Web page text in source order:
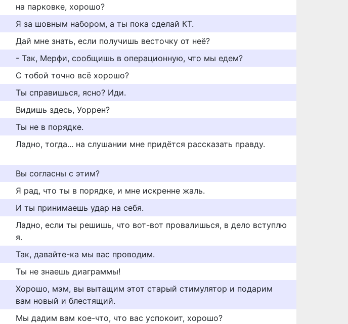
на парковке, хорошо?
Я за шовным набором, а ты пока сделай КТ.
Дай мне знать, если получишь весточку от неё?
- Так, Мерфи, сообщишь в операционную, что мы едем?
С тобой точно всё хорошо?
Ты справишься, ясно? Иди.
Видишь здесь, Уоррен?
Ты не в порядке.
Ладно, тогда... на слушании мне придётся рассказать правду.
Вы согласны с этим?
Я рад, что ты в порядке, и мне искренне жаль.
И ты принимаешь удар на себя.
Ладно, если ты решишь, что вот-вот провалишься, в дело вступлю
я.
Так, давайте-ка мы вас проводим.
Ты не знаешь диаграммы!
Хорошо, мэм, вы вытащим этот старый стимулятор и подарим
вам новый и блестящий.
Мы дадим вам кое-что, что вас успокоит, хорошо?